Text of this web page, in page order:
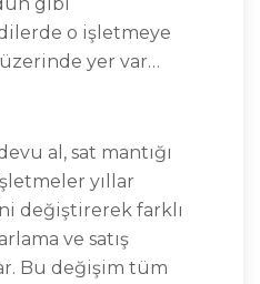
o işletmeye
yer var…
al, sat mantığı
yıllar
değiştirerek farklı
ve satış
Bu değişim tüm